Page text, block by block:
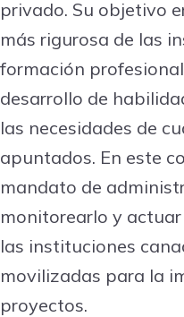
privado. Su objetivo
más rigurosa de las
formación
desarrollo de
las necesidades de
apuntados. En este
mandato de
monitorearlo y
las instituciones
movilizadas para la
proyectos.